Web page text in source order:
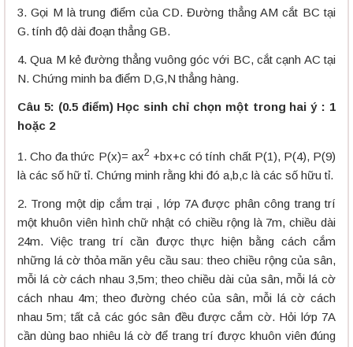
3. Gọi M là trung điểm của CD. Đường thẳng AM cắt BC tại
G. tính độ dài đoạn thẳng GB.
4. Qua M kẻ đường thẳng vuông góc với BC, cắt cạnh AC tại
N. Chứng minh ba điểm D,G,N thẳng hàng.
Câu 5: (0.5 điểm) Học sinh chỉ chọn một trong hai ý : 1
hoặc 2
1. Cho đa thức P(x)= ax2 +bx+c có tính chất P(1), P(4), P(9)
là các số hữ tỉ. Chứng minh rằng khi đó a,b,c là các số hữu tỉ.
2. Trong một dịp cắm trại , lớp 7A được phân công trang trí
một khuôn viên hình chữ nhật có chiều rộng là 7m, chiều dài
24m. Việc trang trí cần được thực hiện bằng cách cắm
những lá cờ thỏa mãn yêu cầu sau: theo chiều rộng của sân,
mỗi lá cờ cách nhau 3,5m; theo chiều dài của sân, mỗi lá cờ
cách nhau 4m; theo đường chéo của sân, mỗi lá cờ cách
nhau 5m; tất cả các góc sân đều được cắm cờ. Hỏi lớp 7A
cần dùng bao nhiêu lá cờ để trang trí được khuôn viên đúng